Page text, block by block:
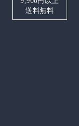
送料無料